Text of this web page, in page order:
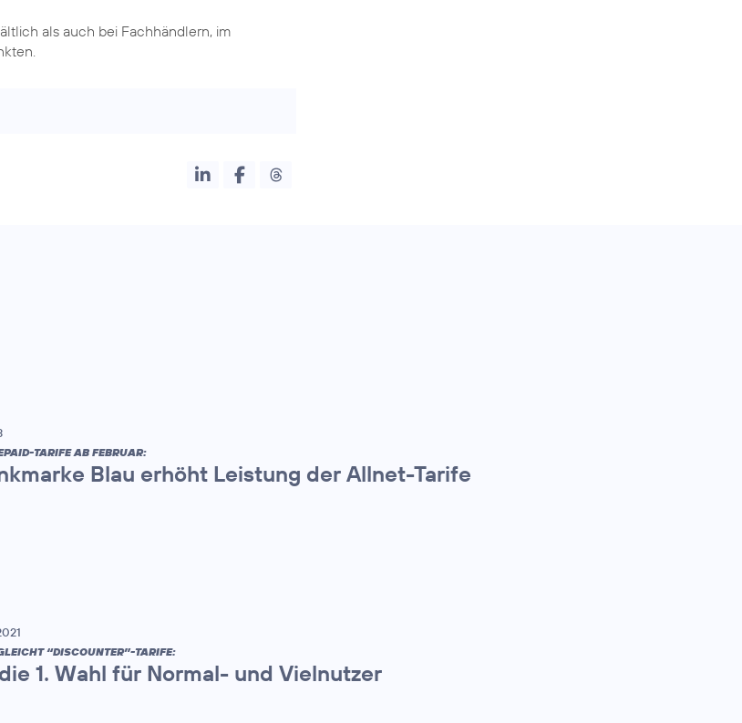
als auch bei Fachhändlern, im
TARIFE AB FEBRUAR:
Blau erhöht Leistung der Allnet-Tarife
“DISCOUNTER”-TARIFE:
1. Wahl für Normal- und Vielnutzer